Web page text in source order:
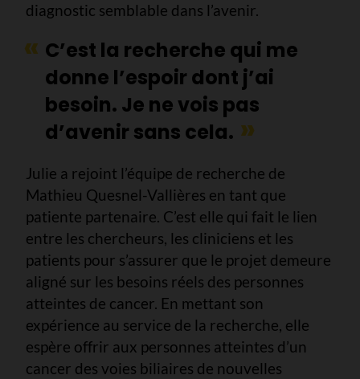
diagnostic semblable dans l’avenir.
C’est la recherche qui me
donne l’espoir dont j’ai
besoin. Je ne vois pas
d’avenir sans cela.
Julie a rejoint l’équipe de recherche de
Mathieu Quesnel-Vallières en tant que
patiente partenaire. C’est elle qui fait le lien
entre les chercheurs, les cliniciens et les
patients pour s’assurer que le projet demeure
aligné sur les besoins réels des personnes
atteintes de cancer. En mettant son
expérience au service de la recherche, elle
espère offrir aux personnes atteintes d’un
cancer des voies biliaires de nouvelles